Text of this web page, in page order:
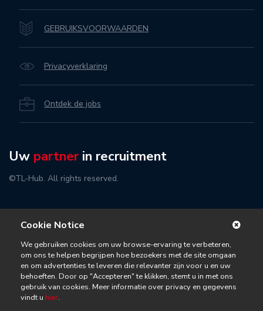
GEBRUIKSVOORWAARDEN
Privacyverklaring
Ontdek de jobs
Uw partner in recruitment
©TL-Hub. All rights reserved.
Cookie Notice
We gebruiken cookies om uw browse-ervaring te verbeteren,
om ons te helpen begrijpen hoe bezoekers met de site omgaan
en om advertenties te leveren die relevanter zijn voor u en uw
behoeften. Door op "Accepteren" te klikken, stemt u in met ons
gebruik van cookies. Meer informatie over privacy en gegevens
vindt u hier.